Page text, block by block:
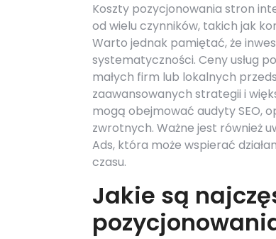
Koszty pozycjonowania stron
od wielu czynników, takich jak
Warto jednak pamiętać, że
systematyczności. Ceny usług
małych firm lub lokalnych
zaawansowanych strategii i
mogą obejmować audyty SEO,
zwrotnych. Ważne jest również
Ads, która może wspierać
czasu.
Jakie są